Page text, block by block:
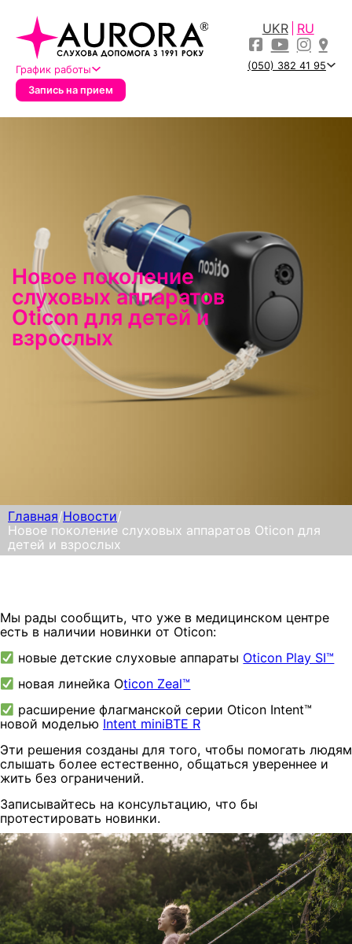
UKR RU
График работы
(050) 382 41 95
Запись на прием
Новое поколение
слуховых аппаратов
Oticon для детей и
взрослых
Главная/Новости/
Новое поколение слуховых аппаратов Oticon для
детей и взрослых
Мы рады сообщить, что уже в медицинском центре
есть в наличии новинки от Oticon:
новые детские слуховые аппараты Oticon Play SI™
новая линейка Oticon Zeal™
расширение флагманской серии Oticon Intent™
новой моделью Intent miniBTE R
Эти решения созданы для того, чтобы помогать людям
слышать более естественно, общаться увереннее и
жить без ограничений.
Записывайтесь на консультацию, что бы
протестировать новинки.